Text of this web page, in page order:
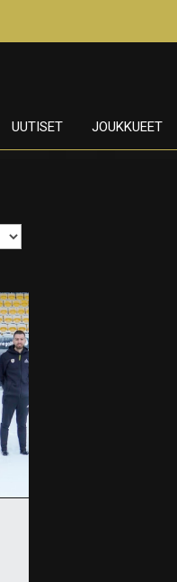
UUTISET JOUKKUEET